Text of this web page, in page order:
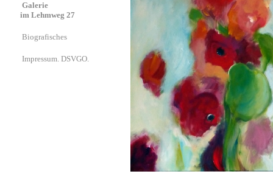
Galerie
im Lehmweg 27
Biografisches
Impressum. DSVGO.